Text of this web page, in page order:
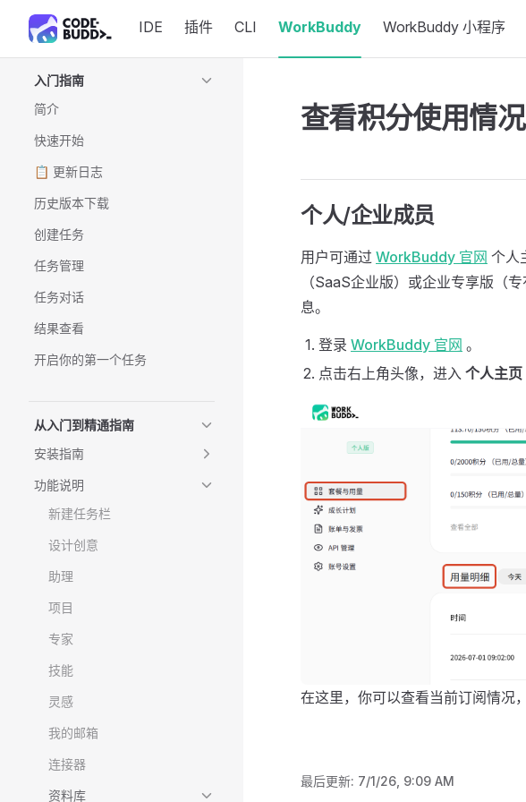
Skip to content IDE 插件 CLI WorkBuddy WorkBuddy 小程序
入门指南
简介
快速开始
📋 更新日志
历史版本下载
创建任务
任务管理
任务对话
结果查看
开启你的第一个任务
从入门到精通指南
安装指南
功能说明
新建任务栏
设计创意
助理
项目
专家
技能
灵感
我的邮箱
连接器
资料库
查看积分使用情况
个人/企业成员
用户可通过 WorkBuddy 官网 个人
（SaaS企业版）或企业专享版（
息。
登录 WorkBuddy 官网 。
点击右上角头像，进入 个人主
在这里，你可以查看当前订阅情况
最后更新: 7/1/26, 9:09 AM